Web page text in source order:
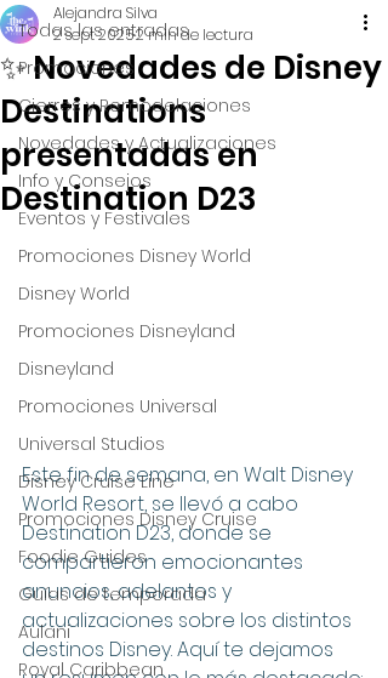
Todas las entradas
Promociones
Cierres y Remodelaciones
Novedades y Actualizaciones
Info y Consejos
Eventos y Festivales
Promociones Disney World
Disney World
Promociones Disneyland
Disneyland
Promociones Universal
Universal Studios
Disney Cruise Line
Promociones Disney Cruise
Foodie Guides
Guías de temporada
Aulani
Royal Caribbean
✨ Novedades de Disney
Destinations
presentadas en
Destination D23
Alejandra Silva
2 sept 20252 min de lectura
Este fin de semana, en Walt Disney
World Resort, se llevó a cabo
Destination D23, donde se
compartieron emocionantes
anuncios, adelantos y
actualizaciones sobre los distintos
destinos Disney. Aquí te dejamos